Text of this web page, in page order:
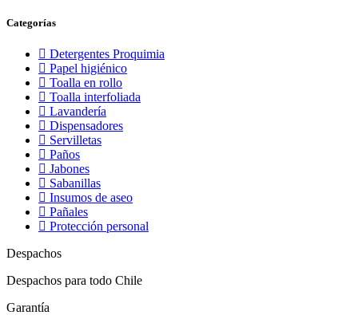
Categorías
Detergentes Proquimia
Papel higiénico
Toalla en rollo
Toalla interfoliada
Lavandería
Dispensadores
Servilletas
Paños
Jabones
Sabanillas
Insumos de aseo
Pañales
Protección personal
Despachos
Despachos para todo Chile
Garantía